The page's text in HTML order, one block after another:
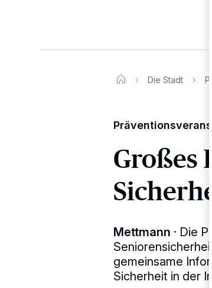
Die Stadt
Großes
Mettmann · Die
gemeinsame
Sicherheit in der